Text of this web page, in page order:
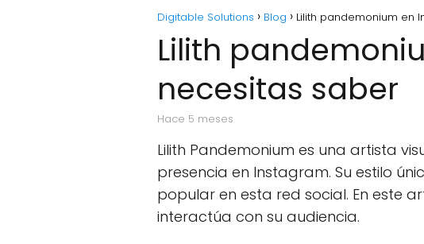
Digitable Solutions Blog Lilith pandemonium en
Lilith
necesitas saber
hace 5 meses
Lilith Pandemonium es una artista
presencia en Instagram. Su estilo
popular en esta red social. En este
interactúa con su audiencia.